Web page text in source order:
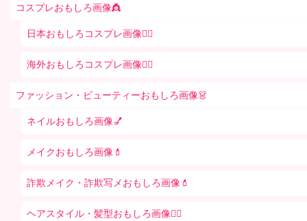
コスプレおもしろ画像👸
日本おもしろコスプレ画像🧝‍♀️
海外おもしろコスプレ画像🧝‍♂️
ファッション・ビューティーおもしろ画像👗
ネイルおもしろ画像💅
メイクおもしろ画像💄
詐欺メイク・詐欺写メおもしろ画像💄
ヘアスタイル・髪型おもしろ画像👱‍♀️